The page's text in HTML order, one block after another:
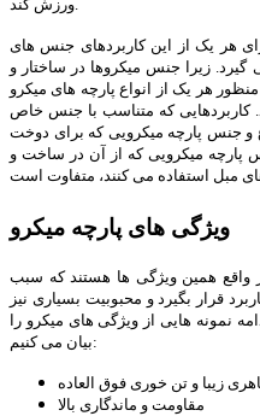
هر یک از این کاربردهای جنس های
گیرد. زیرا جنس میکروها در ساختار و
هر یک از انواع پارچه های میکرو
کاربردهایی که متناسب با جنس خاص
و جنس پارچه میکرویی که برای دوخت
پارچه میکرویی که از آن در ساخت و
ویژگی های پارچه میکرو
واقع همین ویژگی ها هستند که سبب
قرار بگیرد و محبوبیت بسیاری نیز
نمونه هایی از ویژگی های میکرو را
بیان می کنیم:
زیبا و تن خوری فوق العاده
مقاومت و ماندگاری بالا